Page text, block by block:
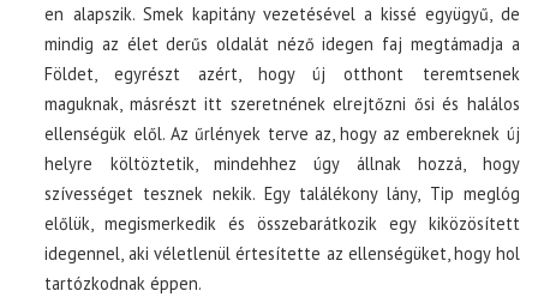
en alapszik. Smek kapitány vezetésével a kissé együgyű, de
mindig az élet derűs oldalát néző idegen faj megtámadja a
Földet, egyrészt azért, hogy új otthont teremtsenek
maguknak, másrészt itt szeretnének elrejtőzni ősi és halálos
ellenségük elől. Az űrlények terve az, hogy az embereknek új
helyre költöztetik, mindehhez úgy állnak hozzá, hogy
szívességet tesznek nekik. Egy találékony lány, Tip meglóg
előlük, megismerkedik és összebarátkozik egy kiközösített
idegennel, aki véletlenül értesítette az ellenségüket, hogy hol
tartózkodnak éppen.